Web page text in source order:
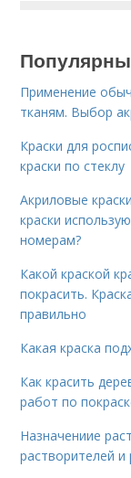
Применение
тканям. Выбор
Краски для
краски по стеклу
Акриловые
краски
номерам?
Какой краской
покрасить.
правильно
Какая краска
Как красить
работ по
Назначениие
растворителей и